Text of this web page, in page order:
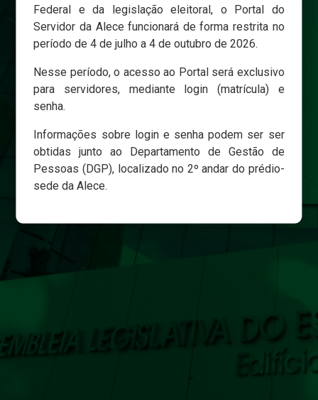
Senha
Esqueci minha senha
Federal e da legislação eleitoral, o Portal do
Servidor da Alece funcionará de forma restrita no
período de 4 de julho a 4 de outubro de 2026.
Nesse período, o acesso ao Portal será exclusivo
para servidores, mediante login (matrícula) e
senha.
Informações sobre login e senha podem ser ser
obtidas junto ao Departamento de Gestão de
Pessoas (DGP), localizado no 2º andar do prédio-
sede da Alece.